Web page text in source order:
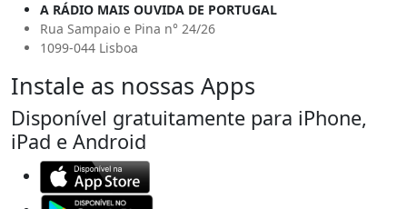
A RÁDIO MAIS OUVIDA DE PORTUGAL
Rua Sampaio e Pina n° 24/26
1099-044 Lisboa
Instale as nossas Apps
Disponível gratuitamente para iPhone,
iPad e Android